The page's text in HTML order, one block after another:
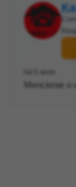
há 5 anos
Mencionar o